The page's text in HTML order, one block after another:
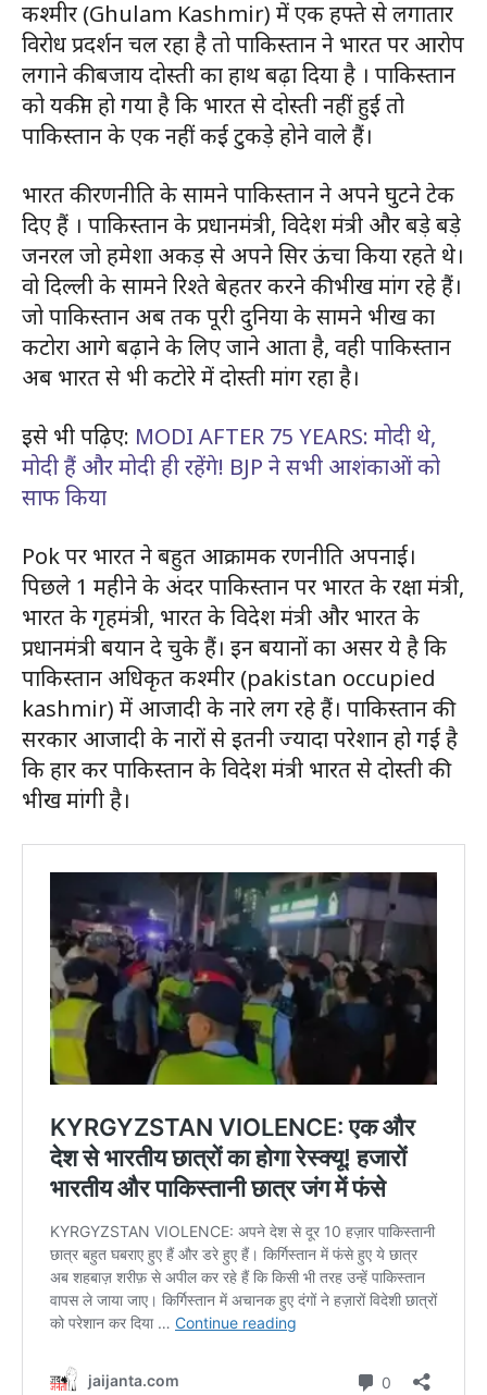
कश्मीर (Ghulam Kashmir) में एक हफ्ते से लगातार
विरोध प्रदर्शन चल रहा है तो पाकिस्तान ने भारत पर आरोप
लगाने की बजाय दोस्ती का हाथ बढ़ा दिया है । पाकिस्तान
को यकीन हो गया है कि भारत से दोस्ती नहीं हुई तो
पाकिस्तान के एक नहीं कई टुकड़े होने वाले हैं।
भारत की रणनीति के सामने पाकिस्तान ने अपने घुटने टेक
दिए हैं । पाकिस्तान के प्रधानमंत्री, विदेश मंत्री और बड़े बड़े
जनरल जो हमेशा अकड़ से अपने सिर ऊंचा किया रहते थे।
वो दिल्ली के सामने रिश्ते बेहतर करने की भीख मांग रहे हैं।
जो पाकिस्तान अब तक पूरी दुनिया के सामने भीख का
कटोरा आगे बढ़ाने के लिए जाने आता है, वही पाकिस्तान
अब भारत से भी कटोरे में दोस्ती मांग रहा है।
इसे भी पढ़िए: MODI AFTER 75 YEARS: मोदी थे,
मोदी हैं और मोदी ही रहेंगे! BJP ने सभी आशंकाओं को
साफ किया
Pok पर भारत ने बहुत आक्रामक रणनीति अपनाई।
पिछले 1 महीने के अंदर पाकिस्तान पर भारत के रक्षा मंत्री,
भारत के गृहमंत्री, भारत के विदेश मंत्री और भारत के
प्रधानमंत्री बयान दे चुके हैं। इन बयानों का असर ये है कि
पाकिस्तान अधिकृत कश्मीर (pakistan occupied
kashmir) में आजादी के नारे लग रहे हैं। पाकिस्तान की
सरकार आजादी के नारों से इतनी ज्यादा परेशान हो गई है
कि हार कर पाकिस्तान के विदेश मंत्री भारत से दोस्ती की
भीख मांगी है।